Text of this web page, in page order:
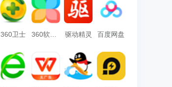
360卫士 360软件管家 驱动精灵 百度网盘